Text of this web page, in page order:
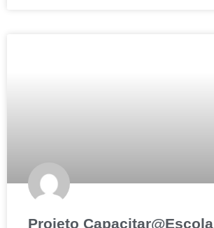
Projeto Capacitar@Escola